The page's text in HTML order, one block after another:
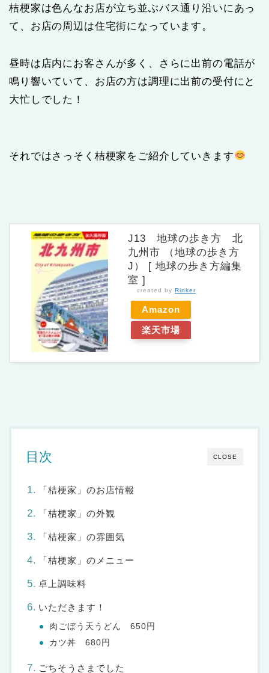
桔梗家は色んなお店が立ち並ぶバス通り沿いにあっ
て、お店の周辺は住宅街になっています。
昼時は店内にお客さんが多く、さらに出前の電話が
鳴り響いていて、お店の方は調理に出前の受付にと
大忙しでした！
それではさっそく桔梗家をご紹介していきます
J13 地球の歩き方 北
九州市 （地球の歩き方
J） [ 地球の歩き方編集
室 ]
created by Rinker
Amazon
楽天市場
CLOSE
目次
「桔梗家」のお店情報
「桔梗家」の外観
「桔梗家」の雰囲気
「桔梗家」のメニュー
卓上調味料
いただきます！
肉ごぼう天うどん 650円
カツ丼 680円
ごちそうさまでした